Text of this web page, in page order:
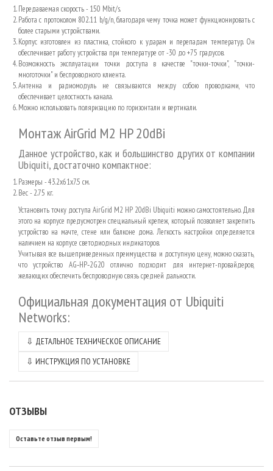
Передаваемая скорость - 150 Mbit/s.
Работа с протоколом 802.11 b/g/n, благодаря чему точка может функционировать с
более старыми устройствами.
Корпус изготовлен из пластика, стойкого к ударам и перепадам температур. Он
обеспечивает работу устройства при температуре от -30 до +75 градусов.
Возможность эксплуатации точки доступа в качестве "точки-точки", "точки-
многоточки" и беспроводного клиента.
Антенна и радиомодуль не связываются между собою проводками, что
обеспечивает целостность канала.
Можно использовать поляризацию по горизонтали и вертикали.
Монтаж AirGrid M2 HP 20dBi
Данное устройство, как и большинство других от компании
Ubiquiti, достаточно компактное:
Размеры - 43.2x61x7.5 см.
Вес - 2.75 кг.
Установить точку доступа AirGrid M2 HP 20dBi Ubiquiti можно самостоятельно. Для
этого на корпусе предусмотрен специальный крепеж, который позволяет закрепить
устройство на мачте, стене или балконе дома. Легкость настройки определяется
наличием на корпусе светодиодных индикаторов.
Учитывая все вышеприведенных преимущества и доступную цену, можно сказать,
что устройство AG‑HP‑2G20 отлично подходит для интернет-провайдеров,
желающих обеспечить беспроводную связь средней дальности.
Официальная документация от Ubiquiti
Networks:
⇩ ДЕТАЛЬНОЕ ТЕХНИЧЕСКОЕ ОПИСАНИЕ
⇩ ИНСТРУКЦИЯ ПО УСТАНОВКЕ
ОТЗЫВЫ
Оставьте отзыв первым!